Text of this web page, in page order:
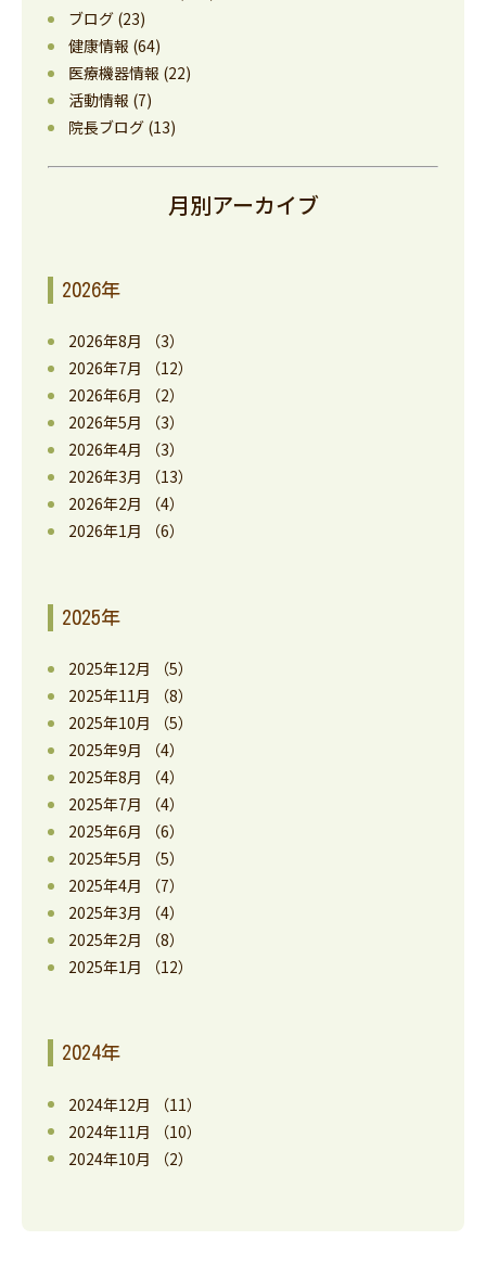
ブログ(23)
健康情報 (64)
医療機器情報 (22)
活動情報 (7)
院長ブログ(13)
月別アーカイブ
2026年
2026年8月
（3）
2026年7月
（12）
2026年6月
（2）
2026年5月
（3）
2026年4月
（3）
2026年3月
（13）
2026年2月
（4）
2026年1月
（6）
2025年
2025年12月
（5）
2025年11月
（8）
2025年10月
（5）
2025年9月
（4）
2025年8月
（4）
2025年7月
（4）
2025年6月
（6）
2025年5月
（5）
2025年4月
（7）
2025年3月
（4）
2025年2月
（8）
2025年1月
（12）
2024年
2024年12月
（11）
2024年11月
（10）
2024年10月
（2）